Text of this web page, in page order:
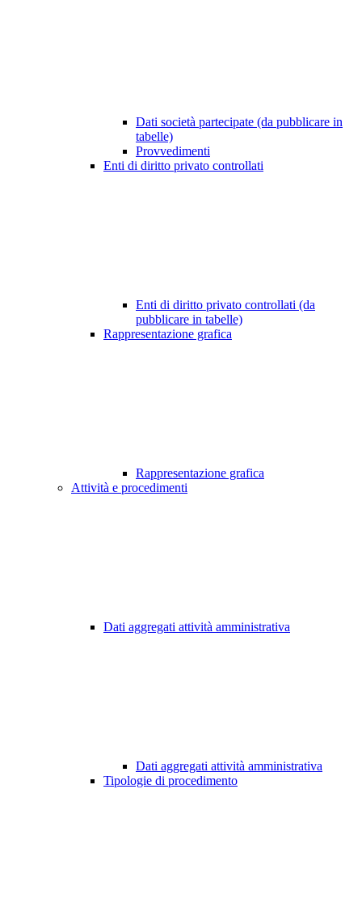
Dati società partecipate (da pubblicare in
tabelle)
Provvedimenti
Enti di diritto privato controllati
Enti di diritto privato controllati (da
pubblicare in tabelle)
Rappresentazione grafica
Rappresentazione grafica
Attività e procedimenti
Dati aggregati attività amministrativa
Dati aggregati attività amministrativa
Tipologie di procedimento